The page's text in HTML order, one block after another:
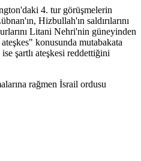
4. tur görüşmelerin
Hizbullah'ın saldırılarını
Litani Nehri'nin güneyinden
konusunda mutabakata
şartlı ateşkesi reddettiğini
rağmen İsrail ordusu